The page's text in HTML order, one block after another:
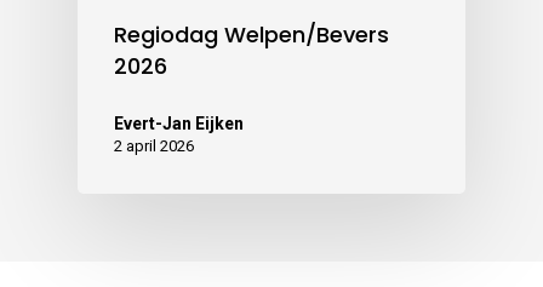
Regiodag Welpen/Bevers
2026
Evert-Jan Eijken
2 april 2026